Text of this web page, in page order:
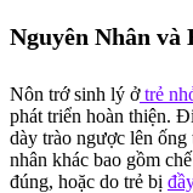
Nguyên Nhân và
Nôn trớ sinh lý ởtrẻ
phát triển hoàn thiện.
dày trào ngược lên
nhân khác bao gồm
đúng, hoặc do trẻ bị